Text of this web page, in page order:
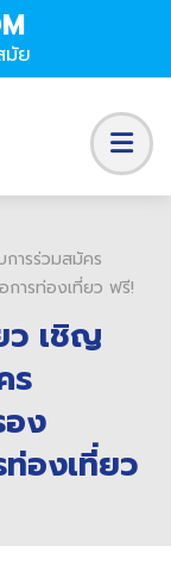
มัย
ารร่วมสมัคร
การท่องเที่ยว ฟรี!
ว เชิญ
ร
อง
องเที่ยว